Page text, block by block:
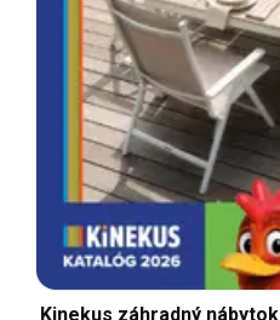
Kinekus záhradný nábytok